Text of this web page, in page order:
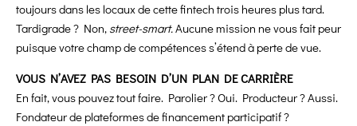
toujours dans les locaux de cette fintech trois heures plus tard.
Tardigrade ? Non, street-smart.Aucune mission ne vous fait peur
puisque votre champ de compétences s’étend à perte de vue.
VOUS N’AVEZ PAS BESOIN D’UN PLAN DE CARRIÈRE
En fait, vous pouvez tout faire. Parolier ? Oui. Producteur ? Aussi.
Fondateur de plateformes de financement participatif ?